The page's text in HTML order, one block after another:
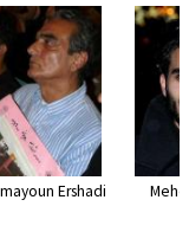
Ershadi